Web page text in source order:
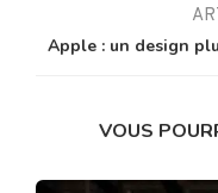
Apple : un design
VOUS